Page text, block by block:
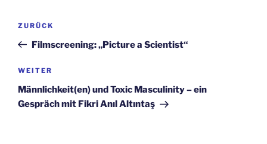
Beitragsnavigation
Vorheriger
Beitrag
ZURÜCK
Filmscreening: „Picture a Scientist“
Nächster
Beitrag
WEITER
Männlichkeit(en) und Toxic Masculinity – ein
Gespräch mit Fikri Anıl Altıntaş